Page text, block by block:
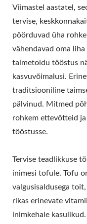
Viimastel aastatel,
tervise,
pöörduvad üha
vähendavad oma
taimetoidu tööstus
kasvuvõimalusi.
traditsiooniline
pälvinud. Mitmed
rohkem ettevõtteid
tööstusse.
Tervise teadlikkuse
inimesi tofule. Tofu
valgusisaldusega
rikas erinevate
inimkehale